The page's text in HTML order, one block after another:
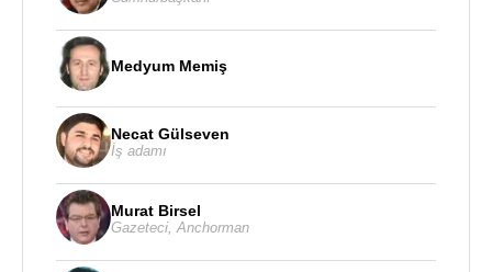
Medyum Memiş
Necat Gülseven
İş adamı
Murat Birsel
Gazeteci,Anchorman